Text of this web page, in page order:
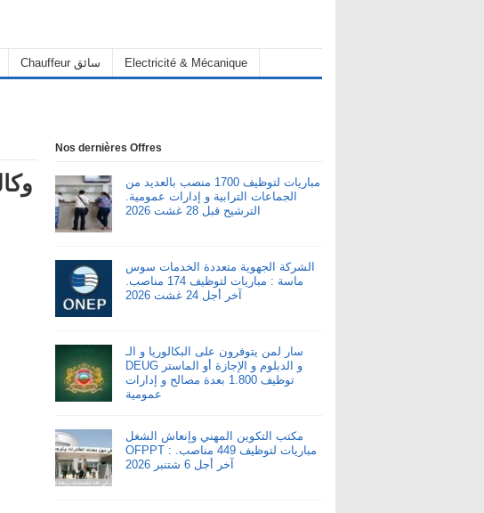
Chauffeur سائق Electricité & Mécanique
Nos dernières Offres
مباريات لتوظيف 1700 منصب بالعديد من
الجماعات الترابية و إدارات عمومية.
الترشيح قبل 28 غشت 2026
الشركة الجهوية متعددة الخدمات سوس
ماسة : مباريات لتوظيف 174 مناصب.
آخر أجل 24 غشت 2026
سار لمن يتوفرون على البكالوريا و الـ
DEUG و الدبلوم و الإجازة أو الماستر
توظيف 1.800 بعدة مصالح و إدارات
عمومية
مكتب التكوين المهني وإنعاش الشغل
OFPPT : مباريات لتوظيف 449 مناصب.
آخر أجل 6 شتنبر 2026